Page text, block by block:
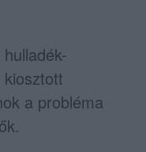
a probléma